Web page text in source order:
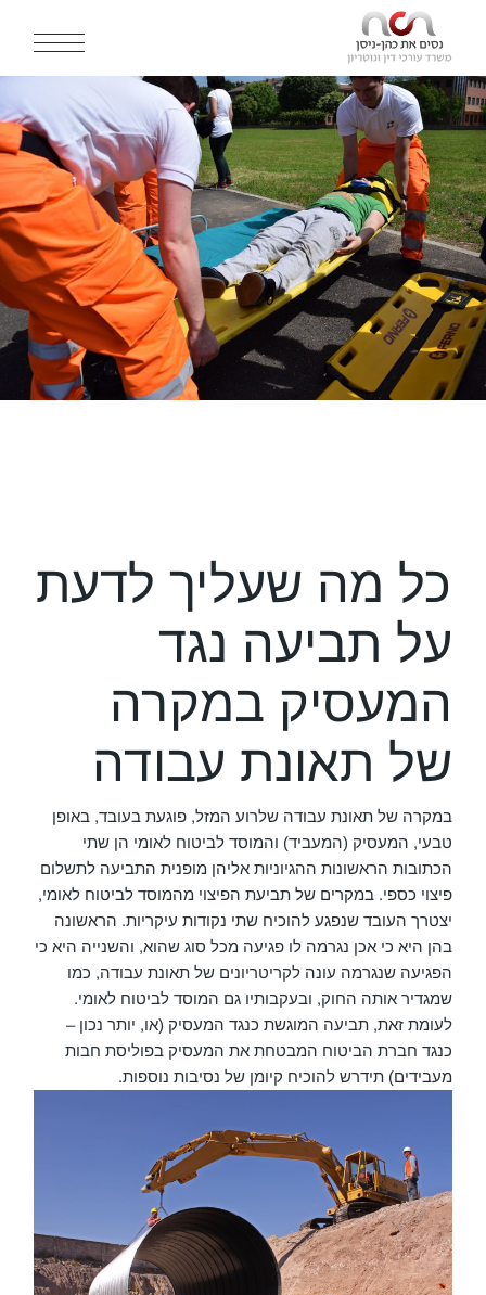
content
כל מה שעליך לדעת
על תביעה נגד
המעסיק במקרה
של תאונת עבודה
במקרה של תאונת עבודה שלרוע המזל, פוגעת בעובד, באופן
טבעי, המעסיק (המעביד) והמוסד לביטוח לאומי הן שתי
הכתובות הראשונות ההגיוניות אליהן מופנית התביעה לתשלום
פיצוי כספי. במקרים של תביעת הפיצוי מהמוסד לביטוח לאומי,
יצטרך העובד שנפגע להוכיח שתי נקודות עיקריות. הראשונה
בהן היא כי אכן נגרמה לו פגיעה מכל סוג שהוא, והשנייה היא כי
הפגיעה שנגרמה עונה לקריטריונים של תאונת עבודה, כמו
שמגדיר אותה החוק, ובעקבותיו גם המוסד לביטוח לאומי.
לעומת זאת, תביעה המוגשת כנגד המעסיק (או, יותר נכון –
כנגד חברת הביטוח המבטחת את המעסיק בפוליסת חבות
מעבידים) תידרש להוכיח קיומן של נסיבות נוספות.